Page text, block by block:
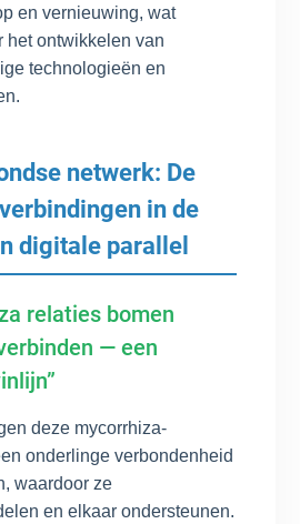
en vernieuwing, wat
het ontwikkelen van
technologieën en
netwerk: De
in de
digitale parallel
relaties bomen
— een
deze mycorrhiza-
onderlinge verbondenheid
waardoor ze
en elkaar ondersteunen.